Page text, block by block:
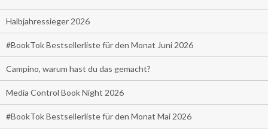
Halbjahressieger 2026
#BookTok Bestsellerliste für den Monat Juni 2026
Campino, warum hast du das gemacht?
Media Control Book Night 2026
#BookTok Bestsellerliste für den Monat Mai 2026